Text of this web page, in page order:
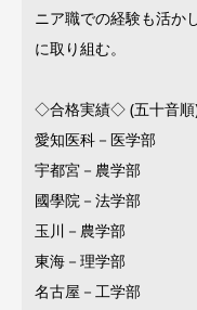
ニア職での経験も活か
に取り組む。
◇合格実績◇ (五十音順
愛知医科－医学部
宇都宮－農学部
國學院－法学部 大
玉川－農学部 帝
東海－理学部 東
名古屋－工学部 名